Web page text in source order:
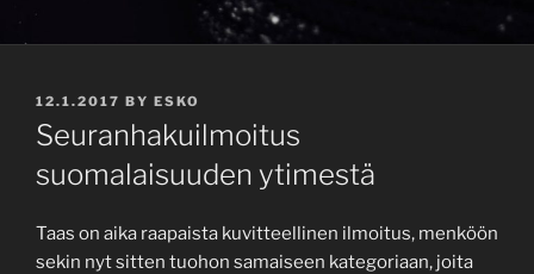
POSTED
ON
12.1.2017 BY ESKO
Seuranhakuilmoitus
suomalaisuuden ytimestä
Taas on aika raapaista kuvitteellinen ilmoitus, menköön
sekin nyt sitten tuohon samaiseen kategoriaan, joita